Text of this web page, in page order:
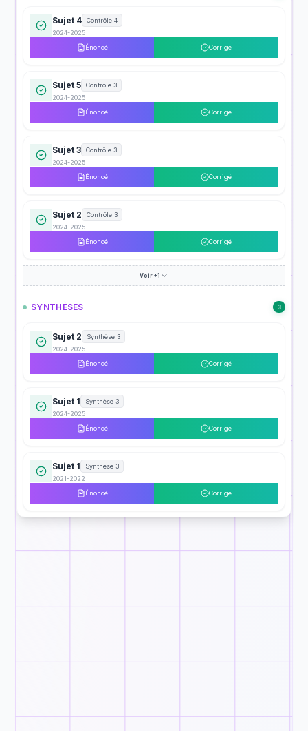
Sujet 4
Contrôle 4
2024-2025
Énoncé
Corrigé
Sujet 5
Contrôle 3
2024-2025
Énoncé
Corrigé
Sujet 3
Contrôle 3
2024-2025
Énoncé
Corrigé
Sujet 2
Contrôle 3
2024-2025
Énoncé
Corrigé
Voir +1
SYNTHÈSES 3
Sujet 2
Synthèse 3
2024-2025
Énoncé
Corrigé
Sujet 1
Synthèse 3
2024-2025
Énoncé
Corrigé
Sujet 1
Synthèse 3
2021-2022
Énoncé
Corrigé